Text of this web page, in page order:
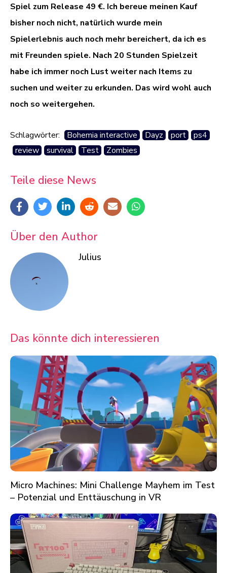
Spiel zum Release 49 €. Ich bereue meinen Kauf
bisher noch nicht, natürlich wurde mein
Spielerlebnis auch noch mehr bereichert, da ich es
mit Freunden spiele. Nach 20 Stunden Spielzeit
habe ich immer noch Lust weiter nach Items zu
suchen und weiter zu erkunden. Das wird wohl auch
noch so weitergehen.
Schlagwörter: Bohemia interactive Dayz port
ps4
review
survival Test Zombies
Teile diese News
Über den Author
Julius
Das könnte dich interessieren
Micro Machines: Mini Challenge Mayhem im Test
– Potenzial und Enttäuschung in VR